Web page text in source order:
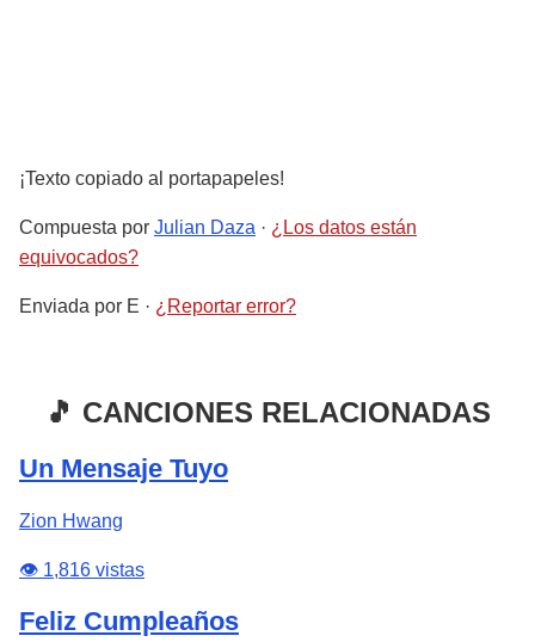
¡Texto copiado al portapapeles!
Compuesta por Julian Daza · ¿Los datos están
equivocados?
Enviada por E · ¿Reportar error?
🎵 CANCIONES RELACIONADAS
Un Mensaje Tuyo
Zion Hwang
👁️ 1,816 vistas
Feliz Cumpleaños